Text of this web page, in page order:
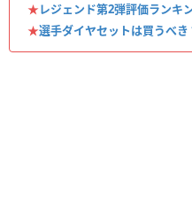
★レジェンド第2弾評価ランキ
★選手ダイヤセットは買うべき